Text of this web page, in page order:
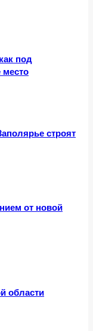
под
строят
от новой
области